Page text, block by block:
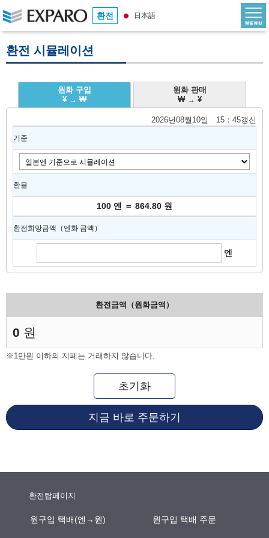
환전 日本語
환전 시뮬레이션
원화 구입
¥ → ₩
원화 판매
₩ → ¥
2026년08월10일 15：45갱신
기준
환율
100 엔 ＝ 864.80 원
환전희망금액（엔화 금액）
엔
환전금액（원화금액）
0 원
※1만원 이하의 지폐는 거래하지 않습니다.
초기화
지금 바로 주문하기
환전탑페이지
원구입 택배(엔→원) 원구입 택배 주문